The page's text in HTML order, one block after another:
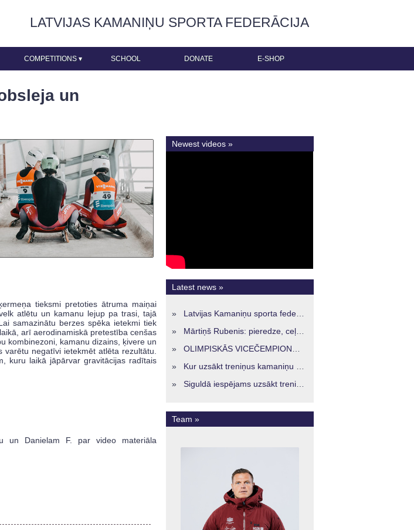
LATVIJAS KAMANIŅU SPORTA FEDERĀCIJA
COMPETITIONS ▾ SCHOOL DONATE E-SHOP
un
tieksmi pretoties ātruma maiņai
atlētu un kamanu lejup pa trasi, tajā
samazinātu berzes spēka ietekmi tiek
arī aerodinamiskā pretestība cenšas
kombinezoni, kamanu dizains, ķivere un
negatīvi ietekmēt atlēta rezultātu.
kuru laikā jāpārvar gravitācijas radītais
un Danielam F. par video materiāla
Newest videos »
Latest news »
» Latvijas Kamaniņu sporta federācijā ievēlēta vadība nākamajam četru gadu termiņam
» Mārtiņš Rubenis: pieredze, ceļš un skatījums uz Latvijas kamaniņu sportu
»OLIMPISKĀS VICEČEMPIONES ENERĢIJA TURPINĀS ARĪ STARPSEZONĀ
» Kur uzsākt treniņus kamaniņu sportā Latvijā? Iespējas jaunajiem sportistiem visos reģionos
»Siguldā iespējams uzsākt treniņus kamaniņu sportā – vide, kur veidojas nākamā sportistu paaudze
Team »